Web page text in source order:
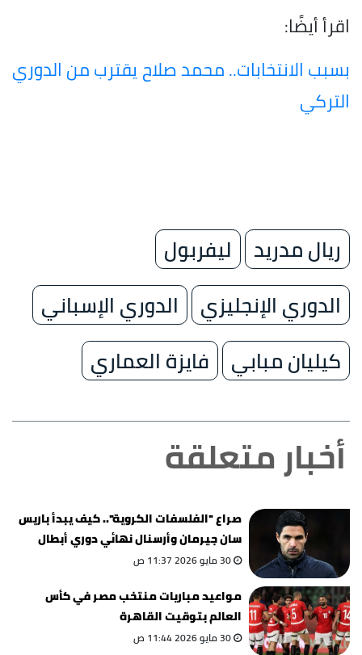
اقرأ أيضًا:
بسبب الانتخابات.. محمد صلاح يقترب من الدوري
التركي
ريال مدريد
ليفربول
الدوري الإنجليزي
الدوري الإسباني
كيليان مبابي
فايزة العماري
أخبار متعلقة
صراع "الفلسفات الكروية".. كيف يبدأ باريس
سان جيرمان وأرسنال نهائي دوري أبطال
أوروبا؟
30 مايو 2026 11:37 ص
مواعيد مباريات منتخب مصر في كأس
العالم بتوقيت القاهرة
30 مايو 2026 11:44 ص